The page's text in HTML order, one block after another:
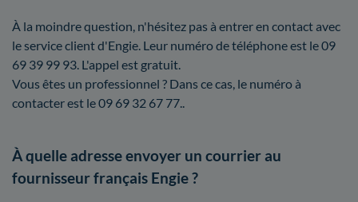
À la moindre question, n'hésitez pas à entrer en contact avec
le service client d'Engie. Leur numéro de téléphone est le 09
69 39 99 93. L'appel est gratuit.
Vous êtes un professionnel ? Dans ce cas, le numéro à
contacter est le 09 69 32 67 77..
À quelle adresse envoyer un courrier au
fournisseur français Engie ?